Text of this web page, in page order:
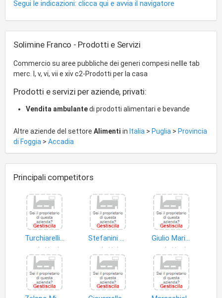
Segui le indicazioni: clicca qui e avvia il navigatore
Solimine Franco - Prodotti e Servizi
Commercio su aree pubbliche dei generi compesi nellle tab
merc. I, v, vi, vii e xiv c2-Prodotti per la casa
Prodotti e servizi per aziende, privati:
Vendita ambulantedi prodotti alimentari e bevande
Altre aziende del settore Alimenti in Italia > Puglia > Provincia
di Foggia > Accadia
Principali competitors
Turchiarelli Rocchina
Stefanini Antonio
Giulio Marinaccio & C S.n.c